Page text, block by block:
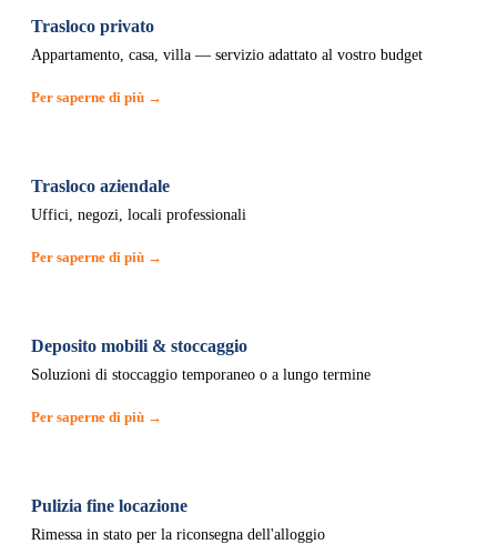
Trasloco privato
Appartamento, casa, villa — servizio adattato al vostro budget
Per saperne di più →
Trasloco aziendale
Uffici, negozi, locali professionali
Per saperne di più →
Deposito mobili & stoccaggio
Soluzioni di stoccaggio temporaneo o a lungo termine
Per saperne di più →
Pulizia fine locazione
Rimessa in stato per la riconsegna dell'alloggio